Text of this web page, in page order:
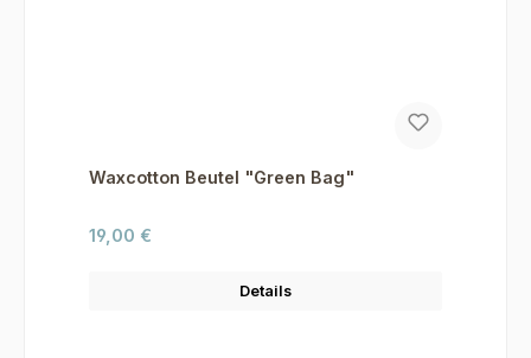
Waxcotton Beutel "Green Bag"
Regulärer Preis:
19,00 €
Details